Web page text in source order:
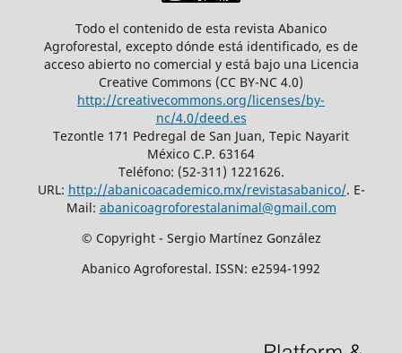
Todo el contenido de esta revista Abanico
Agroforestal, excepto dónde está identificado, es de
acceso abierto no comercial y está bajo una Licencia
Creative Commons (CC BY-NC 4.0)
http://creativecommons.org/licenses/by-
nc/4.0/deed.es
Tezontle 171 Pedregal de San Juan, Tepic Nayarit
México C.P. 63164
Teléfono: (52-311) 1221626.
URL: http://abanicoacademico.mx/revistasabanico/. E-
Mail: abanicoagroforestalanimal@gmail.com
© Copyright - Sergio Martínez González
Abanico Agroforestal. ISSN: e2594-1992